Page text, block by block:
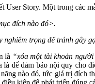
User Story. Một trong các
đích nào đó>.
trọng để tránh gây
là “xóa một tài khoản
để đảm bảo nội quy cho
nào đó, tức giá trị đích